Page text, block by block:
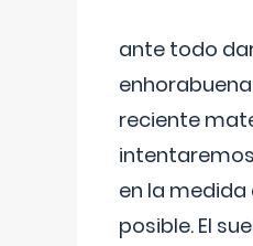
ante todo
reciente
en la medida
posible. El